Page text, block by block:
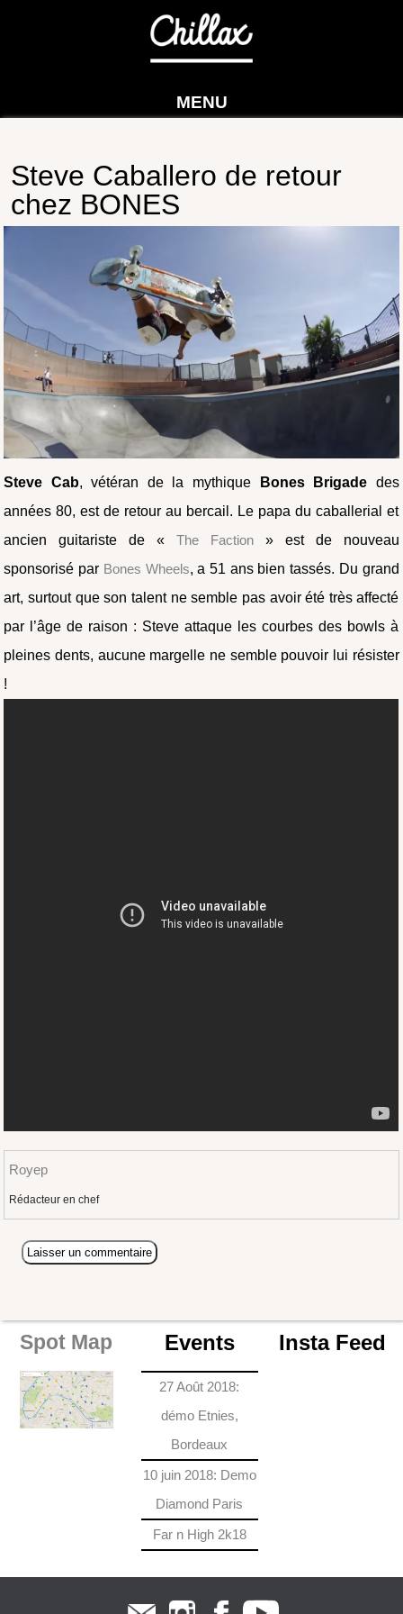
MENU
Steve Caballero de retour
chez BONES
Steve Cab, vétéran de la mythique Bones Brigade des
années 80, est de retour au bercail. Le papa du caballerial et
ancien guitariste de «The Faction» est de nouveau
sponsorisé par Bones Wheels, a 51 ans bien tassés. Du grand
art, surtout que son talent ne semble pas avoir été très affecté
par l’âge de raison : Steve attaque les courbes des bowls à
pleines dents, aucune margelle ne semble pouvoir lui résister
!
Royep
Rédacteur en chef
Spot Map Events
27 Août 2018:
démo Etnies,
Bordeaux
10 juin 2018: Demo
Diamond Paris
Far n High 2k18
Insta Feed